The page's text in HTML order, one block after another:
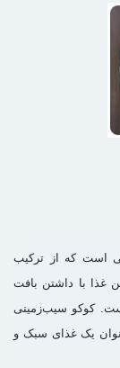
است که از ترکیب
غذا با داشتن بافت
کوکو سیب‌زمینی
یک غذای سبک و